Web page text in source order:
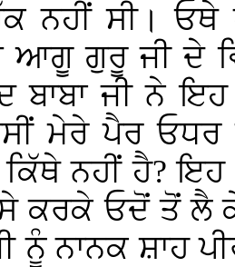
ਨਹੀਂ ਸੀ। ਓਥੇ
ਗੁਰੂ ਜੀ ਦੇ
ਬਾਬਾ ਜੀ ਨੇ ਇਹ
ਮੇਰੇ ਪੈਰ
ਨਹੀਂ ਹੈ?
ਕਰਕੇ ਓਦੋਂ ਤੋਂ ਲੈ
ਨੂੰ ਨਾਨਕ ਸ਼ਾਹ